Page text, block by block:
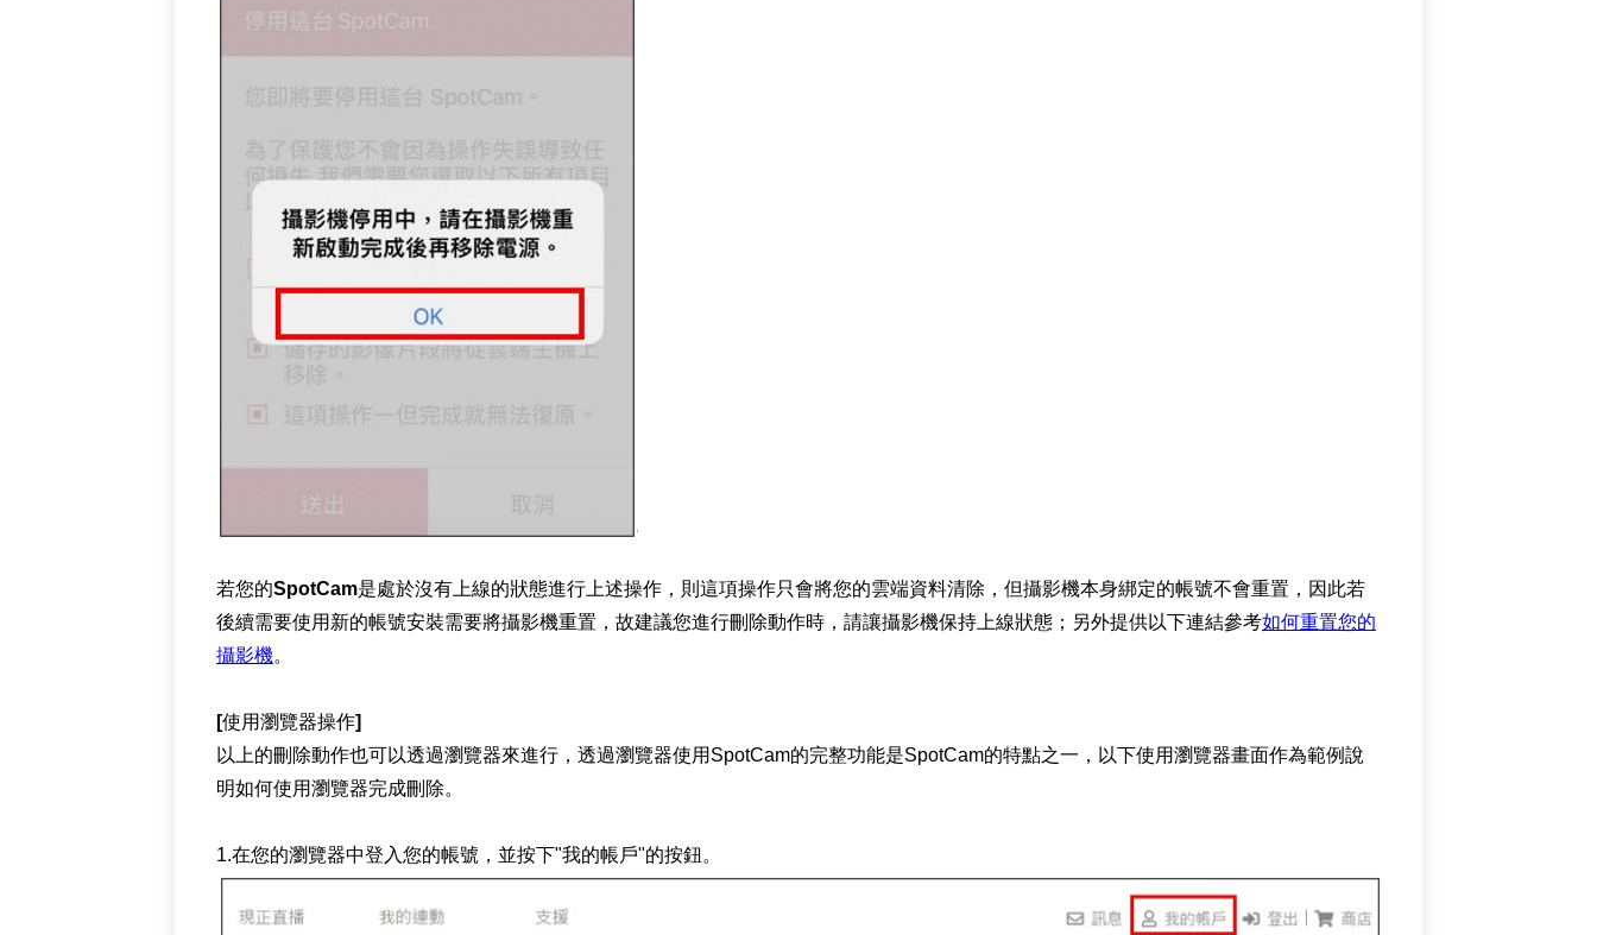
若您的SpotCam是處於沒有上線的狀態進行上述操作，則這項操作只會將您的雲端資料清除，但攝影機本身綁定的帳號不會重置，因此若
後續需要使用新的帳號安裝需要將攝影機重置，故建議您進行刪除動作時，請讓攝影機保持上線狀態；另外提供以下連結參考如何重置您的
攝影機。
[使用瀏覽器操作]
以上的刪除動作也可以透過瀏覽器來進行，透過瀏覽器使用SpotCam的完整功能是SpotCam的特點之一，以下使用瀏覽器畫面作為範例說
明如何使用瀏覽器完成刪除。
1.在您的瀏覽器中登入您的帳號，並按下"我的帳戶"的按鈕。